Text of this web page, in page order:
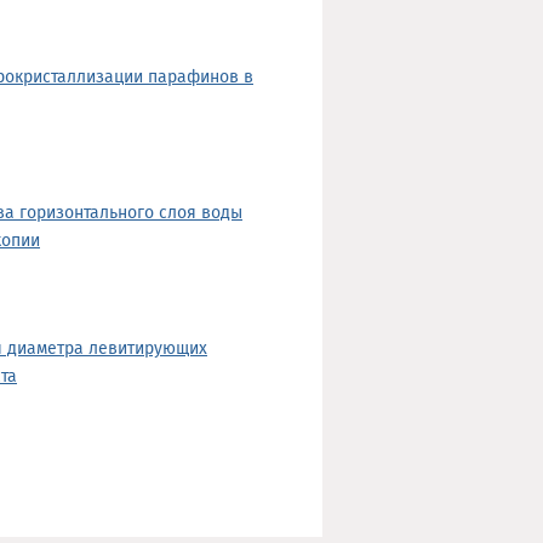
парафинов в
горизонтального слоя воды
диаметра левитирующих